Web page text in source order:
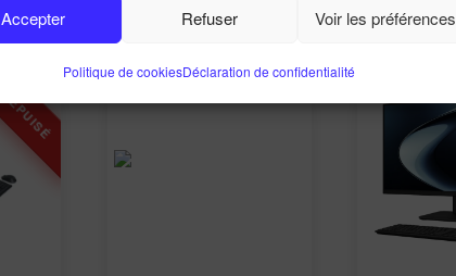
Accepter Refuser Voir les préférences
Politique de cookiesDéclaration de confidentialité